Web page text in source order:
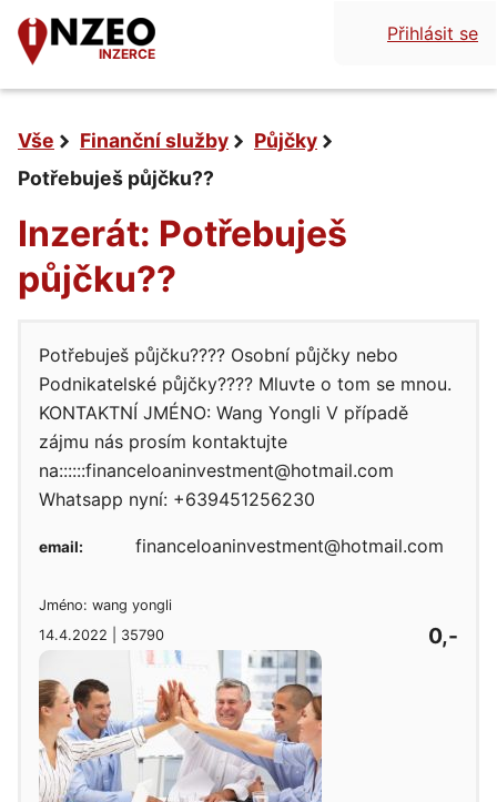
INZERCE
Přihlásit se
Vše Finanční služby
Půjčky
Potřebuješ půjčku??
Inzerát: Potřebuješ
půjčku??
Potřebuješ půjčku???? Osobní půjčky nebo
Podnikatelské půjčky???? Mluvte o tom se mnou.
KONTAKTNÍ JMÉNO: Wang Yongli V případě
zájmu nás prosím kontaktujte
na::::::financeloaninvestment@hotmail.com
Whatsapp nyní: +639451256230
Jméno: wang yongli
14.4.2022 | 35790
0,-
email: financeloaninvestment@hotmail.com